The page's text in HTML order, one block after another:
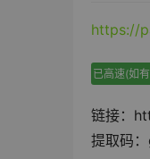
https://
已高速(如
链接：
提取码